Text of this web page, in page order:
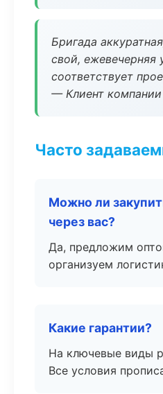
Бригада
свой, ежевечерняя
соответствует
— Клиент компании
Часто
Можно ли
через вас?
Да, предложим
организуем
Какие гарантии?
На ключевые виды
Все условия